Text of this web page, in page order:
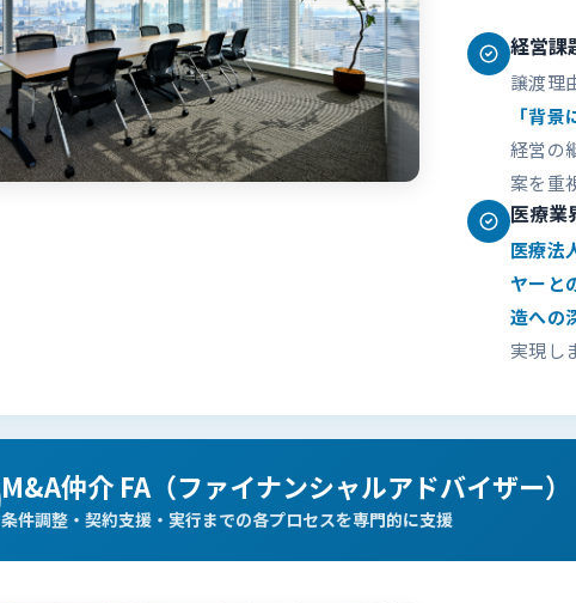
経営課
譲渡理
「背
経営の
案を重
医療業
医療法
ヤーと
造への
実現し
M&A仲介 FA（ファイナンシャルアドバイザー）
条件調整・契約支援・実行までの各プロセスを専門的に支援